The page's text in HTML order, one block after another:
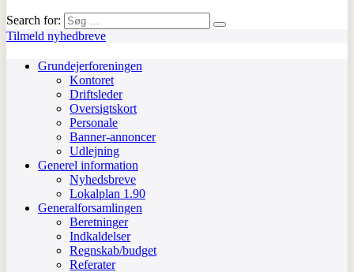
Search for:
Tilmeld nyhedbreve
Grundejerforeningen
Kontoret
Driftsleder
Oversigtskort
Personale
Banner-annoncer
Udlejning
Generel information
Nyhedsbreve
Lokalplan 1.90
Generalforsamlingen
Beretninger
Indkaldelser
Regnskab/budget
Referater